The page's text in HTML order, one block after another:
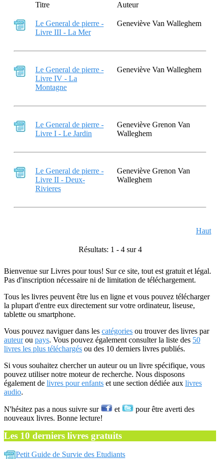
Titre Auteur
Le General de pierre -
Livre III - La Mer
Geneviève Van Walleghem
Le General de pierre -
Livre IV - La
Montagne
Geneviève Van Walleghem
Le General de pierre -
Livre I - Le Jardin
Geneviève Grenon Van
Walleghem
Le General de pierre -
Livre II - Deux-
Rivieres
Geneviève Grenon Van
Walleghem
Haut
Résultats: 1 - 4 sur 4
Bienvenue sur Livres pour tous! Sur ce site, tout est gratuit et légal.
Pas d'inscription nécessaire ni de limitation de téléchargement.
Tous les livres peuvent être lus en ligne et vous pouvez télécharger
la plupart d'entre eux directement sur votre ordinateur, liseuse,
tablette ou smartphone.
Vous pouvez naviguer dans les catégories ou trouver des livres par
auteurou pays. Vous pouvez également consulter la liste des 50
livres les plus téléchargés ou des 10 derniers livres publiés.
Si vous souhaitez chercher un auteur ou un livre spécifique, vous
pouvez utiliser notre moteur de recherche. Nous disposons
également de livres pour enfants et une section dédiée aux livres
audio.
N'hésitez pas a nous suivre sur et
pour être averti des
nouveaux livres. Bonne lecture!
Les 10 derniers livres gratuits
Petit Guide de Survie des Etudiants